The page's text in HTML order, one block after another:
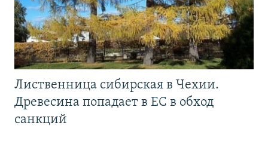
Лиственница сибирская в Чехии.
Древесина попадает в ЕС в обход
санкций